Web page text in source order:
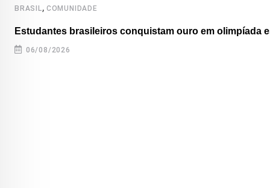
BRASIL, COMUNIDADE
Estudantes brasileiros conquistam ouro em olimpíada
06/08/2026